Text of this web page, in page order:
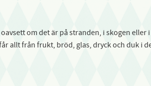
om det är på stranden, i skogen
allt från frukt, bröd, glas, dryck och duk i